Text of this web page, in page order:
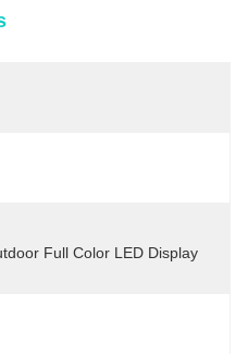
Full Color LED Display